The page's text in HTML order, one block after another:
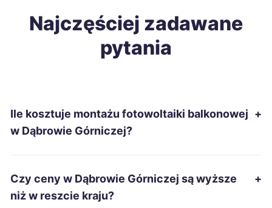
Zawiercie TWÓJ REGION 691 zł
Kutno 696 zł
Ostrowiec Świętokrzyski
Najczęściej zadawane
pytania
Ile kosztuje montażu fotowoltaiki balkonowej
w Dąbrowie Górniczej?
+
Czy ceny w Dąbrowie Górniczej są wyższe
niż w reszcie kraju?
+